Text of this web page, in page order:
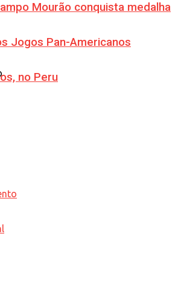
Mourão conquista medalha
Jogos Pan-Americanos
no Peru